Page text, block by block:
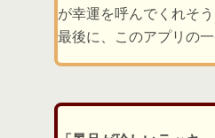
が幸運を呼んでくれそ
最後に、このアプリの